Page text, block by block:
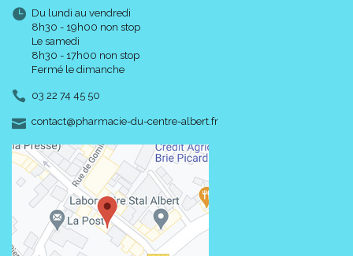
Du lundi au vendredi
8h30 - 19h00 non stop
Le samedi
8h30 - 17h00 non stop
Fermé le dimanche
03 22 74 45 50
contact-
@-
pharmacie-du-centre-albert.fr